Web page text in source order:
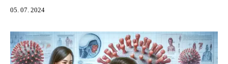
05. 07. 2024